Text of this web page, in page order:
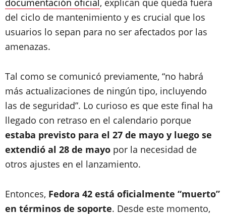
documentación oficial , explican que queda fuera
del ciclo de mantenimiento y es crucial que los
usuarios lo sepan para no ser afectados por las
amenazas.
Tal como se comunicó previamente, “no habrá
más actualizaciones de ningún tipo, incluyendo
las de seguridad”. Lo curioso es que este final ha
llegado con retraso en el calendario porque
estaba previsto para el 27 de mayo y luego se
extendió al 28 de mayo por la necesidad de
otros ajustes en el lanzamiento.
Entonces, Fedora 42 está oficialmente “muerto”
en términos de soporte. Desde este momento,